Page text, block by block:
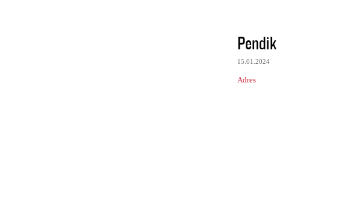
Pendik
15.01.2024
Adres